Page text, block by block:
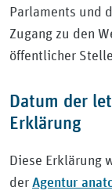
Parlaments und
Zugang zu den
öffentlicher
Datum der
Erklärung
Diese Erklärung
derAgentur